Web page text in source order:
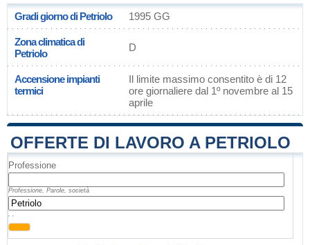
Gradi giorno di Petriolo 1995 GG
Zona climatica di
Petriolo
D
Accensione impianti
termici
Il limite massimo consentito è di 12
ore giornaliere dal 1º novembre al 15
aprile
OFFERTE DI LAVORO A PETRIOLO
Professione
Professione, Parole, società
, ,